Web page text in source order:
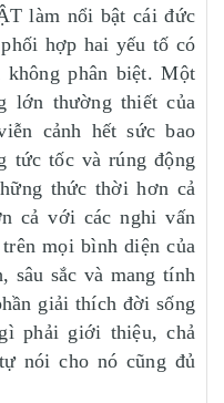
làm nổi bật cái đức
hợp hai yếu tố có
không phân biệt. Một
lớn thường thiết của
cảnh hết sức bao
tức tốc và rúng động
thức thời hơn cả
cả với các nghi vấn
mọi bình diện của
sâu sắc và mang tính
giải thích đời sống
phải giới thiệu, chả
nói cho nó cũng đủ